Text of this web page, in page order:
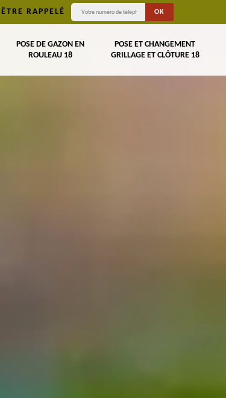
ÊTRE RAPPELÉ
POSE DE GAZON EN
ROULEAU 18
POSE ET CHANGEMENT
GRILLAGE ET CLÔTURE 18